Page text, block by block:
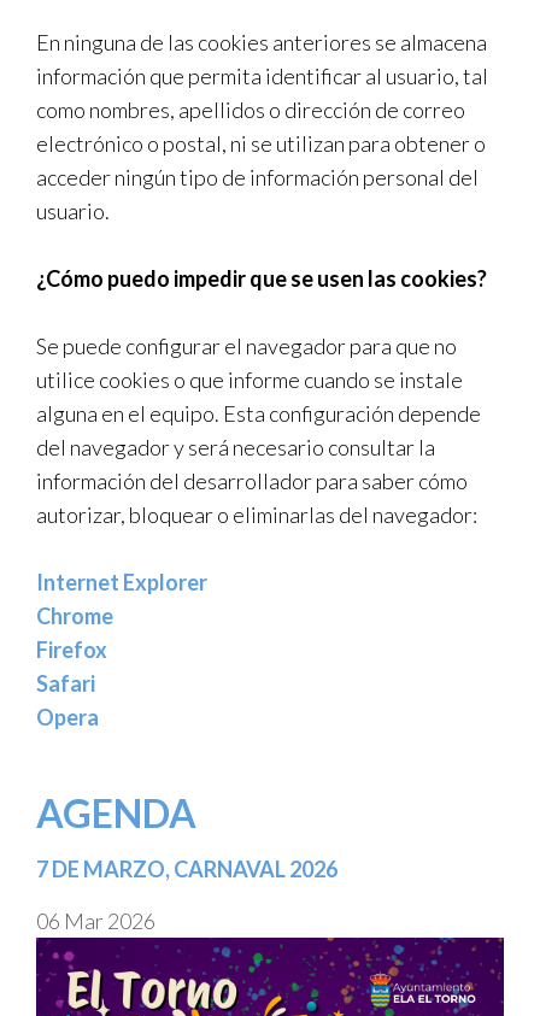
En ninguna de las cookies anteriores se almacena
información que permita identificar al usuario, tal
como nombres, apellidos o dirección de correo
electrónico o postal, ni se utilizan para obtener o
acceder ningún tipo de información personal del
usuario.
¿Cómo puedo impedir que se usen las cookies?
Se puede configurar el navegador para que no
utilice cookies o que informe cuando se instale
alguna en el equipo. Esta configuración depende
del navegador y será necesario consultar la
información del desarrollador para saber cómo
autorizar, bloquear o eliminarlas del navegador:
Internet Explorer
Chrome
Firefox
Safari
Opera
AGENDA
7 DE MARZO, CARNAVAL 2026
06 Mar 2026